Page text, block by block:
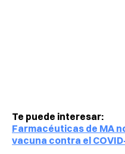
Te puede interesar:
Farmacéuticas de MA
vacuna contra el